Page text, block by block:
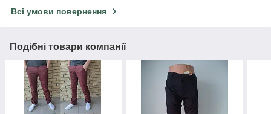
Всі умови повернення
Подібні товари компанії